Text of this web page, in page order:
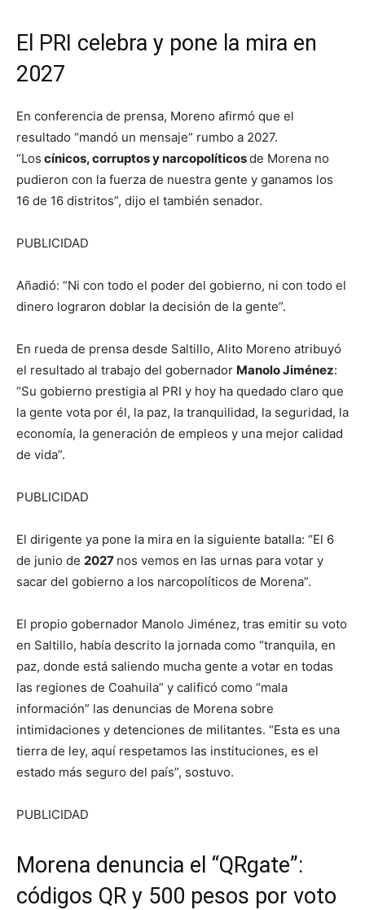
El PRI celebra y pone la mira en
2027
En conferencia de prensa, Moreno afirmó que el
resultado “mandó un mensaje” rumbo a 2027.
“Los cínicos, corruptos y narcopolíticosde Morena no
pudieron con la fuerza de nuestra gente y ganamos los
16 de 16 distritos”, dijo el también senador.
PUBLICIDAD
Añadió: “Ni con todo el poder del gobierno, ni con todo el
dinero lograron doblar la decisión de la gente”.
En rueda de prensa desde Saltillo, Alito Moreno atribuyó
el resultado al trabajo del gobernador Manolo Jiménez:
“Su gobierno prestigia al PRI y hoy ha quedado claro que
la gente vota por él, la paz, la tranquilidad, la seguridad, la
economía, la generación de empleos y una mejor calidad
de vida”.
PUBLICIDAD
El dirigente ya pone la mira en la siguiente batalla: “El 6
de junio de 2027 nos vemos en las urnas para votar y
sacar del gobierno a los narcopolíticos de Morena”.
El propio gobernador Manolo Jiménez, tras emitir su voto
en Saltillo, había descrito la jornada como “tranquila, en
paz, donde está saliendo mucha gente a votar en todas
las regiones de Coahuila” y calificó como “mala
información” las denuncias de Morena sobre
intimidaciones y detenciones de militantes. “Esta es una
tierra de ley, aquí respetamos las instituciones, es el
estado más seguro del país”, sostuvo.
PUBLICIDAD
Morena denuncia el “QRgate”:
códigos QR y 500 pesos por voto